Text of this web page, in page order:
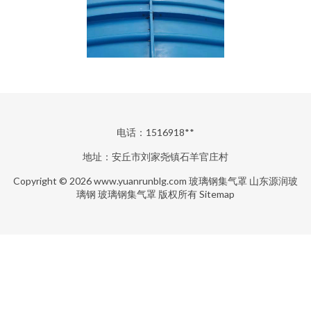
电话：1516918**
地址：安丘市刘家尧镇石羊官庄村
Copyright © 2026www.yuanrunblg.com 玻璃钢集气罩 山东源润玻
璃钢 玻璃钢集气罩 版权所有Sitemap